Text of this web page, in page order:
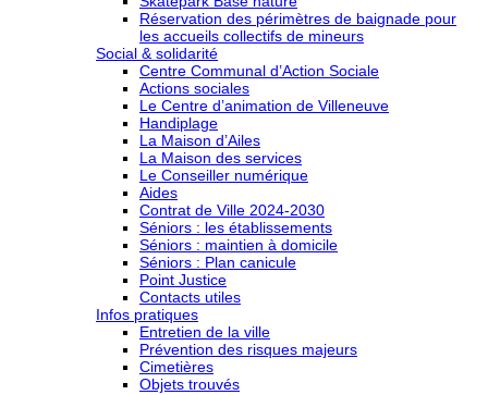
Réservation des périmètres de baignade pour
les accueils collectifs de mineurs
Social & solidarité
Centre Communal d’Action Sociale
Actions sociales
Le Centre d’animation de Villeneuve
Handiplage
La Maison d’Ailes
La Maison des services
Le Conseiller numérique
Aides
Contrat de Ville 2024-2030
Séniors : les établissements
Séniors : maintien à domicile
Séniors : Plan canicule
Point Justice
Contacts utiles
Infos pratiques
Entretien de la ville
Prévention des risques majeurs
Cimetières
Objets trouvés